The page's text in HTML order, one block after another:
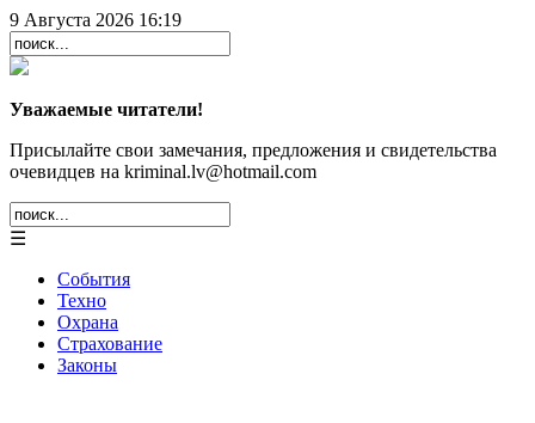
9 Августа 2026 16:19
Уважаемые читатели!
Присылайте свои замечания, предложения и свидетельства
очевидцев на kriminal.lv@hotmail.com
☰
События
Техно
Охрана
Страхование
Законы